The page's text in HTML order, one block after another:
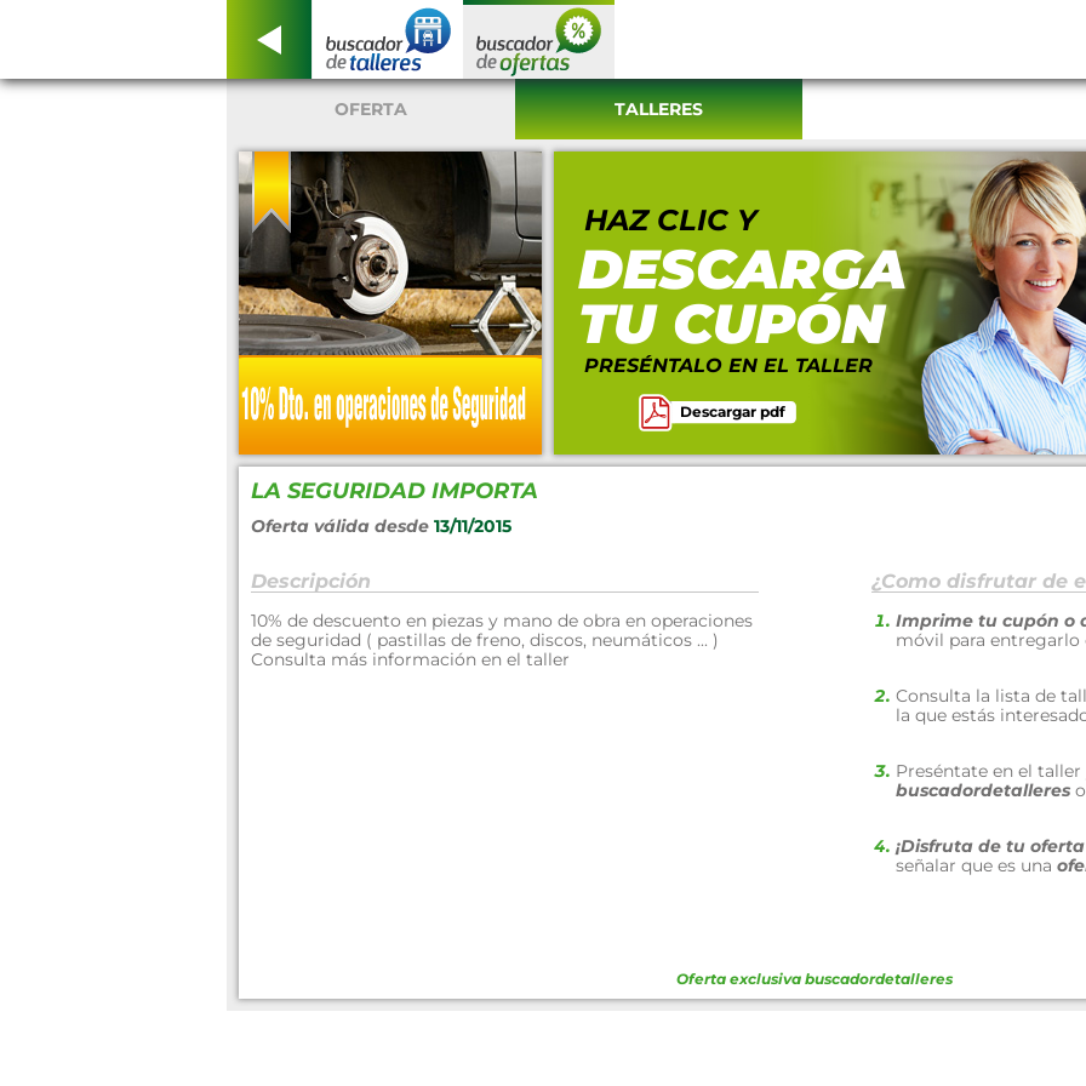
OFERTA TALLERES
HAZ CLIC Y
DESCARGA
TU CUPÓN
PRESÉNTALO EN EL TALLER
Descargar pdf
LA SEGURIDAD IMPORTA
Oferta válida desde 13/11/2015
Descripción
10% de descuento en piezas y mano de obra en operaciones
de seguridad ( pastillas de freno, discos, neumáticos ... )
Consulta más información en el taller
¿Como disfrutar de
Imprime tu cupón o
móvil para
Consulta la lista de
la que estás
Preséntate en el
buscadordetallereso
¡Disfruta de tu
señalar que es una
Oferta exclusiva buscadordetalleres